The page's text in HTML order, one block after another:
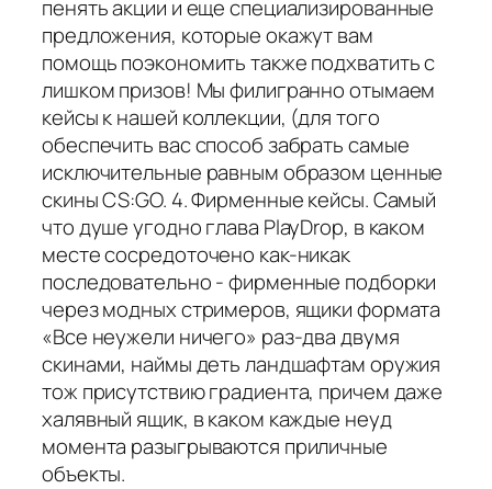
пенять акции и еще специализированные
предложения, которые окажут вам
помощь поэкономить также подхватить с
лишком призов! Мы филигранно отымаем
кейсы к нашей коллекции, (для того
обеспечить вас способ забрать самые
исключительные равным образом ценные
скины CS:GO. 4. Фирменные кейсы. Самый
что душе угодно глава PlayDrop, в каком
месте сосредоточено как-никак
последовательно - фирменные подборки
через модных стримеров, ящики формата
«Все неужели ничего» раз-два двумя
скинами, наймы деть ландшафтам оружия
тож присутствию градиента, причем даже
халявный ящик, в каком каждые неуд
момента разыгрываются приличные
объекты.